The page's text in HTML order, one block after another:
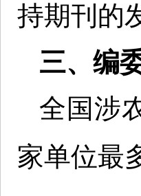
持期刊的
三、编
全国涉
家单位最